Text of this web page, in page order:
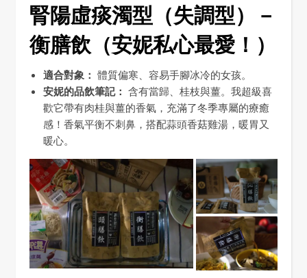
腎陽虛痰濁型（失調型）－
衡膳飲（安妮私心最愛！）
適合對象： 體質偏寒、容易手腳冰冷的女孩。
安妮的品飲筆記： 含有當歸、桂枝與薑。我超級喜
歡它帶有肉桂與薑的香氣，充滿了冬季專屬的療癒
感！香氣平衡不刺鼻，搭配蒜頭香菇雞湯，暖胃又
暖心。